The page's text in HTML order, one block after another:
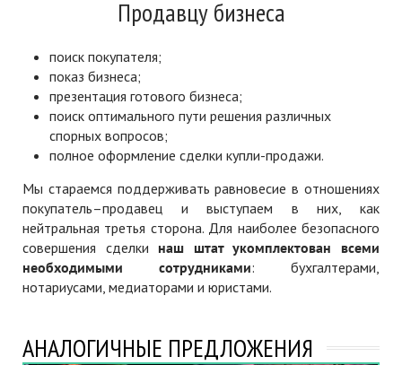
Продавцу бизнеса
поиск покупателя;
показ бизнеса;
презентация готового бизнеса;
поиск оптимального пути решения различных
спорных вопросов;
полное оформление сделки купли-продажи.
Мы стараемся поддерживать равновесие в отношениях
покупатель–продавец и выступаем в них, как
нейтральная третья сторона. Для наиболее безопасного
совершения сделки наш штат укомплектован всеми
необходимыми сотрудниками: бухгалтерами,
нотариусами, медиаторами и юристами.
АНАЛОГИЧНЫЕ ПРЕДЛОЖЕНИЯ